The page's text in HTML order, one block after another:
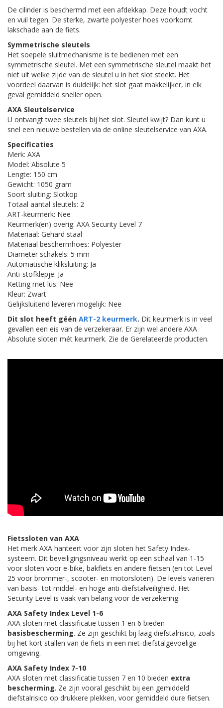
De cilinder is beschermd met een afdekkap. Deze houdt vocht
en vuil tegen. De sterke, zwarte polyester hoes voorkomt
lakschade aan de fiets.
Symmetrische sleutels
Het soepele sluitmechanisme is te bedienen met een
symmetrische sleutel. Met een symmetrische sleutel maakt het
niet uit welke zijde van de sleutel u in het slot steekt. Het
voordeel daarvan is duidelijk: het slot gaat makkelijker, in elk
geval gemiddeld sneller open.
AXA Sleutelservice
U ontvangt twee sleutels bij het slot. Sleutel kwijt? Dan kunt u
snel een nieuwe bestellen via de online sleutelservice van AXA.
Specificaties
Merk: AXA
Model: Absolute 5
Lengte: 150 cm
Gewicht: 1050 gram
Soort sluiting: Slotkop
Totaal aantal sleutels: 2
ART-keurmerk: Nee
Keurmerk(en) overig: AXA Security Level 7
Materiaal: Gehard staal
Materiaal beschermhoes: Polyester
Diameter schakels: 5 mm
Automatische kliksluiting: Ja
Anti-stofklepje: Ja
Ketting met lus: Nee
Kleur: Zwart
Gelijksluitend leveren mogelijk: Nee
Dit slot heeft géén ART-2 keurmerk. Dit keurmerk is in veel
gevallen een eis van de verzekeraar. Er zijn wel andere AXA
Absolute sloten mét keurmerk. Zie de Gerelateerde producten.
Fietssloten van AXA
Het merk AXA hanteert voor zijn sloten het Safety Index-
systeem. Dit beveiligingsniveau werkt op een schaal van 1-15
voor sloten voor e-bike, bakfiets en andere fietsen (en tot Level
25 voor brommer-, scooter- en motorsloten). De levels variëren
van basis- tot middel- en hoge anti-diefstalveiligheid. Het
Security Level is vaak van belang voor de verzekering.
AXA Safety Index Level 1-6
AXA sloten met classificatie tussen 1 en 6 bieden
basisbescherming. Ze zijn geschikt bij laag diefstalrisico, zoals
bij het kort stallen van de fiets in een niet-diefstalgevoelige
omgeving.
AXA Safety Index 7-10
AXA sloten met classificatie tussen 7 en 10 bieden extra
bescherming. Ze zijn vooral geschikt bij een gemiddeld
diefstalrisico op drukkere plekken, voor gemiddeld dure fietsen.